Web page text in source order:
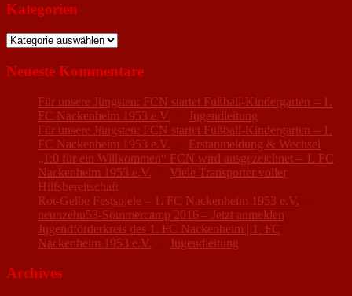
Kategorien
Kategorien
Neueste Kommentare
Für unsere Jüngsten: FCN startet Fußball-Kindergarten – 1.
FC Nackenheim 1953 e.V.
Jugendleitung
Für unsere Jüngsten: FCN startet Fußball-Kindergarten – 1.
FC Nackenheim 1953 e.V.
Erstanmeldung & Wechsel
„1:0 für ein Willkommen“ FCN wird ausgezeichnet – 1. FC
Nackenheim 1953 e.V.
Viele Transporter voller
Hilfsbereitschaft
Rot-Gelbe Festspiele – 1. FC Nackenheim 1953 e.V.
neunzehn53-Sommercamp 2016 – Jetzt anmelden
Jugendförderkreis des 1. FC Nackenheim | 1. FC
Nackenheim 1953 e.V.
Jugendleitung
Archives